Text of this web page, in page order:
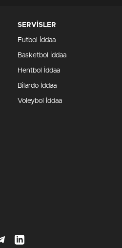
SERVİSLER
Futbol İddaa
Basketbol İddaa
Hentbol İddaa
Bilardo İddaa
Voleybol İddaa